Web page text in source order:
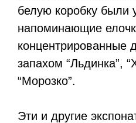
белую коробку
напоминающие
концентрированные
запахом “Льдинка”,
“Морозко”.
Эти и другие